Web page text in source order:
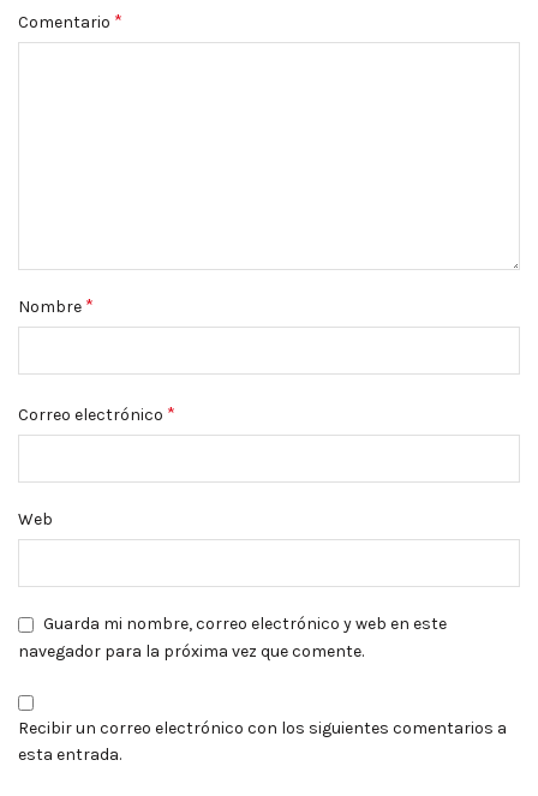
Comentario *
Nombre *
Correo electrónico *
Web
Guarda mi nombre, correo electrónico y web en este
navegador para la próxima vez que comente.
Recibir un correo electrónico con los siguientes comentarios a
esta entrada.